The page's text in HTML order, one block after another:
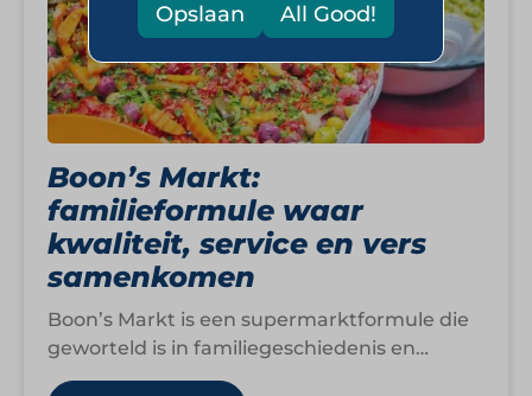
Boon’s Markt:
familieformule waar
kwaliteit, service en vers
samenkomen
Boon’s Markt is een supermarktformule die
geworteld is in familiegeschiedenis en
gebouwd is op vertrouwen. Wat in 1888
Opslaan All Good!